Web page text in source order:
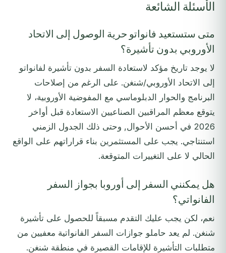
الأسئلة الشائعة
متى ستستعيد فانواتو حرية الوصول إلى الاتحاد
الأوروبي بدون تأشيرة؟
لا يوجد تاريخ مؤكد لاستعادة السفر بدون تأشيرة لفانواتو
إلى الاتحاد الأوروبي/شنغن. على الرغم من إصلاحات
البرنامج والحوار الدبلوماسي مع المفوضية الأوروبية، لا
يتوقع معظم المراقبين الصناعيين الاستعادة قبل أواخر
2026 في أحسن الأحوال, وحتى ذلك الجدول الزمني
استنتاجي. يجب على المستثمرين بناء قراراتهم على الواقع
الحالي لا على التغييرات المتوقعة.
هل يمكنني السفر إلى أوروبا بجواز السفر
الفانواتي؟
نعم، لكن يجب عليك التقدم مسبقاً للحصول على تأشيرة
شنغن. لم يعد حاملو جوازات السفر الفانواتية معفيين من
متطلبات التأشيرة للإقامات القصيرة في منطقة شنغن.